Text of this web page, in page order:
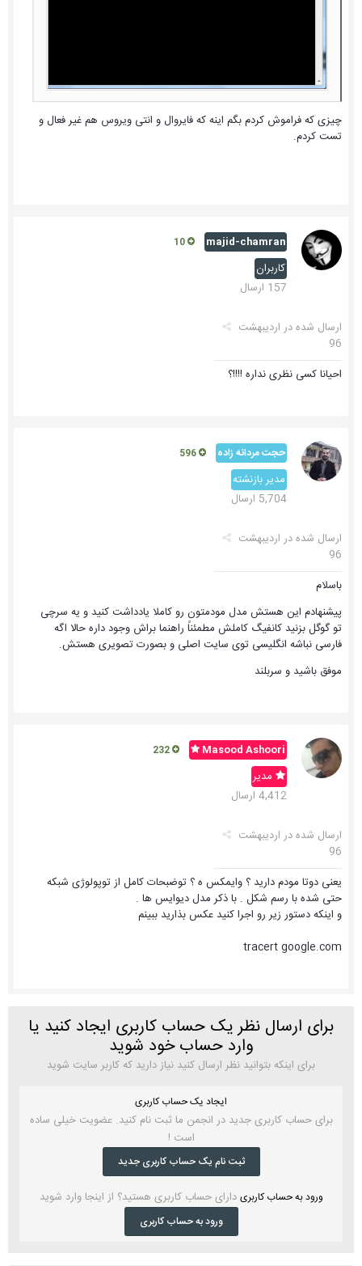
چیزی که فراموش کردم بگم اینه که فایروال و انتی ویروس هم غیر فعال و
تست کردم.
majid-chamran
کاربران
157 ارسال
ارسال شده در اردیبهشت
96
احیانا کسی نظری نداره !!!!؟
حجت مردانه زاده
مدیر بازنشته
5,704 ارسال
ارسال شده در اردیبهشت
96
باسلام
پیشنهادم این هستش مدل مودمتون رو کاملا یادداشت کنید و یه سرچی
تو گوگل بزنید کانفیگ کاملش مطمئناً راهنما براش وجود داره حالا اگه
فارسی نباشه انگلیسی توی سایت اصلی و بصورت تصویری هستش.
موفق باشید و سربلند
Masood Ashoori
مدیر
4,412 ارسال
ارسال شده در اردیبهشت
96
یعنی دوتا مودم دارید ؟ وایمکس ه ؟ توضبحات کامل از توپولوژی شبکه
حتی شده با رسم شکل . با ذکر مدل دیوایس ها .
و اینکه دستور زیر رو اجرا کنید عکس بذارید ببینم
tracert google.com
برای ارسال نظر یک حساب کاربری ایجاد کنید یا
وارد حساب خود شوید
برای اینکه بتوانید نظر ارسال کنید نیاز دارید که کاربر سایت شوید
ایجاد یک حساب کاربری
برای حساب کاربری جدید در انجمن ما ثبت نام کنید. عضویت خیلی ساده
است !
ثبت نام یک حساب کاربری جدید
ورود به حساب کاربری دارای حساب کاربری هستید؟ از اینجا وارد شوید
ورود به حساب کاربری